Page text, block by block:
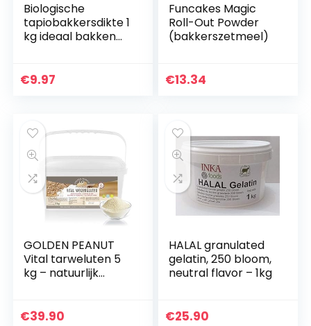
Biologische
tapiobakkersdikte 1
kg ideaal bakken
€9.97
Funcakes Magic
Roll-Out Powder
(bakkerszetmeel)
€13.34
GOLDEN PEANUT
Vital tarweluten 5
kg – natuurlijk
tarwe-eiwitten,
€39.90
HALAL granulated
gelatin, 250 bloom,
neutral flavor – 1kg
€25.90